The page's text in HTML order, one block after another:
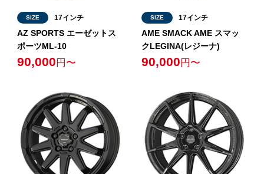
SIZE 17インチ
AZ SPORTS エーゼットス
ポーツML-10
90,000 円〜
SIZE 17インチ
AME SMACK AME スマッ
クLEGINA(レジーナ)
90,000 円〜